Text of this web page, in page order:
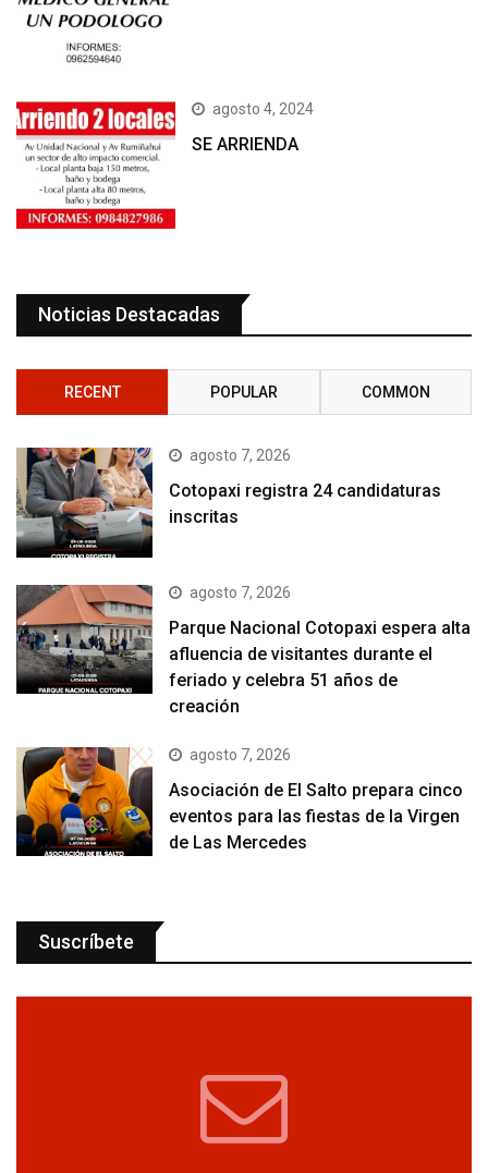
agosto 4, 2024
SE ARRIENDA
Noticias Destacadas
RECENT POPULAR COMMON
agosto 7, 2026
Cotopaxi registra 24 candidaturas
inscritas
agosto 7, 2026
Parque Nacional Cotopaxi espera alta
afluencia de visitantes durante el
feriado y celebra 51 años de
creación
agosto 7, 2026
Asociación de El Salto prepara cinco
eventos para las fiestas de la Virgen
de Las Mercedes
Suscríbete